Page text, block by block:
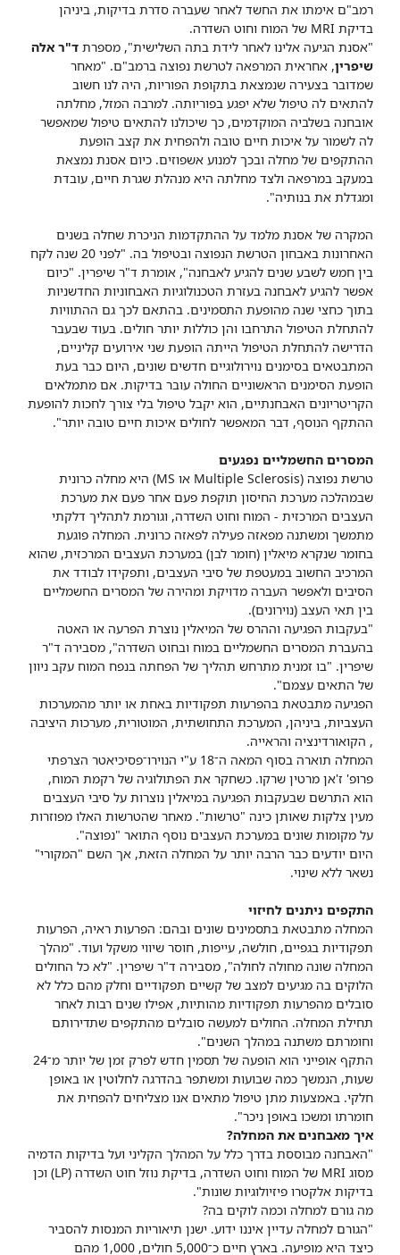
רמב"ם אימתו את החשד לאחר שעברה סדרת בדיקות, ביניהן
בדיקת MRI של המוח וחוט השדרה.
"אסנת הגיעה אלינו לאחר לידת בתה השלישית", מספרת ד"ר אלה
שיפרין, אחראית המרפאה לטרשת נפוצה ברמב"ם. "מאחר
שמדובר בצעירה שנמצאת בתקופת הפוריות, היה לנו חשוב
להתאים לה טיפול שלא יפגע בפוריותה. למרבה המזל, מחלתה
אובחנה בשלביה המוקדמים, כך שיכולנו להתאים טיפול שמאפשר
לה לשמור על איכות חיים טובה ולהפחית את קצב הופעת
ההתקפים של מחלה ובכך למנוע אשפוזים. כיום אסנת נמצאת
במעקב במרפאה ולצד מחלתה היא מנהלת שגרת חיים, עובדת
ומגדלת את בנותיה".
המקרה של אסנת מלמד על ההתקדמות הניכרת שחלה בשנים
האחרונות באבחון הטרשת הנפוצה ובטיפול בה. "לפני 20 שנה לקח
בין חמש לשבע שנים להגיע לאבחנה", אומרת ד"ר שיפרין. "כיום
אפשר להגיע לאבחנה בעזרת הטכנולוגיות האבחוניות החדשניות
בתוך כחצי שנה מהופעת התסמינים. בהתאם לכך גם ההתוויות
להתחלת הטיפול התרחבו והן כוללות יותר חולים. בעוד שבעבר
הדרישה להתחלת הטיפול הייתה הופעת שני אירועים קליניים,
המתבטאים בסימנים נוירולוגיים חדשים שונים, היום כבר בעת
הופעת הסימנים הראשוניים החולה עובר בדיקות. אם מתמלאים
הקריטריונים האבחנתיים, הוא יקבל טיפול בלי צורך לחכות להופעת
ההתקף הנוסף, דבר המאפשר לחולים איכות חיים טובה יותר".
המסרים החשמליים נפגעים
טרשת נפוצה (Multiple Sclerosis או MS) היא מחלה כרונית
שבמהלכה מערכת החיסון תוקפת פעם אחר פעם את מערכת
העצבים המרכזית - המוח וחוט השדרה, וגורמת לתהליך דלקתי
מתמשך ומשתנה מפאזה פעילה לפאזה כרונית. המחלה פוגעת
בחומר שנקרא מיאלין (חומר לבן) במערכת העצבים המרכזית, שהוא
המרכיב החשוב במעטפת של סיבי העצבים, ותפקידו לבודד את
הסיבים ולאפשר העברה מדויקת ומהירה של המסרים החשמליים
בין תאי העצב (נוירונים).
"בעקבות הפגיעה וההרס של המיאלין נוצרת הפרעה או האטה
בהעברת המסרים החשמליים במוח ובחוט השדרה", מסבירה ד"ר
שיפרין. "בו זמנית מתרחש תהליך של הפחתה בנפח המוח עקב ניוון
של התאים עצמם".
הפגיעה מתבטאת בהפרעות תפקודיות באחת או יותר מהמערכות
העצביות, ביניהן, המערכת התחושתית, המוטורית, מערכות היציבה
, הקואורדינציה והראייה.
המחלה תוארה בסוף המאה ה־18 ע"י הנוירו־פסיכיאטר הצרפתי
פרופ' ז'אן מרטין שרקו. כשחקר את הפתולוגיה של רקמת המוח,
הוא התרשם שבעקבות הפגיעה במיאלין נוצרות על סיבי העצבים
מעין צלקות שאותן כינה "טרשות". מאחר שהטרשות האלו מפוזרות
על מקומות שונים במערכת העצבים נוסף התואר "נפוצה".
היום יודעים כבר הרבה יותר על המחלה הזאת, אך השם "המקורי"
נשאר ללא שינוי.
התקפים ניתנים לחיזוי
המחלה מתבטאת בתסמינים שונים ובהם: הפרעות ראיה, הפרעות
תפקודיות בגפיים, חולשה, עייפות, חוסר שיווי משקל ועוד. "מהלך
המחלה שונה מחולה לחולה", מסבירה ד"ר שיפרין. "לא כל החולים
הלוקים בה מגיעים למצב של קשיים תפקודיים וחלק מהם כלל לא
סובלים מהפרעות תפקודיות מהותיות, אפילו שנים רבות לאחר
תחילת המחלה. החולים למעשה סובלים מהתקפים שתדירותם
וחומרתם משתנה במהלך השנים".
התקף אופייני הוא הופעה של תסמין חדש לפרק זמן של יותר מ־24
שעות, הנמשך כמה שבועות ומשתפר בהדרגה לחלוטין או באופן
חלקי. באמצעות מתן טיפול מתאים אנו מצליחים להפחית את
חומרתו ומשכו באופן ניכר".
איך מאבחנים את המחלה?
"האבחנה מבוססת בדרך כלל על המהלך הקליני ועל בדיקות הדמיה
מסוג MRI של המוח וחוט השדרה, בדיקת נוזל חוט השדרה (LP) וכן
בדיקות אלקטרו פיזיולוגיות שונות".
מה גורם למחלה וכמה לוקים בה?
"הגורם למחלה עדיין איננו ידוע. ישנן תיאוריות המנסות להסביר
כיצד היא מופיעה. בארץ חיים כ־5,000 חולים, 1,000 מהם